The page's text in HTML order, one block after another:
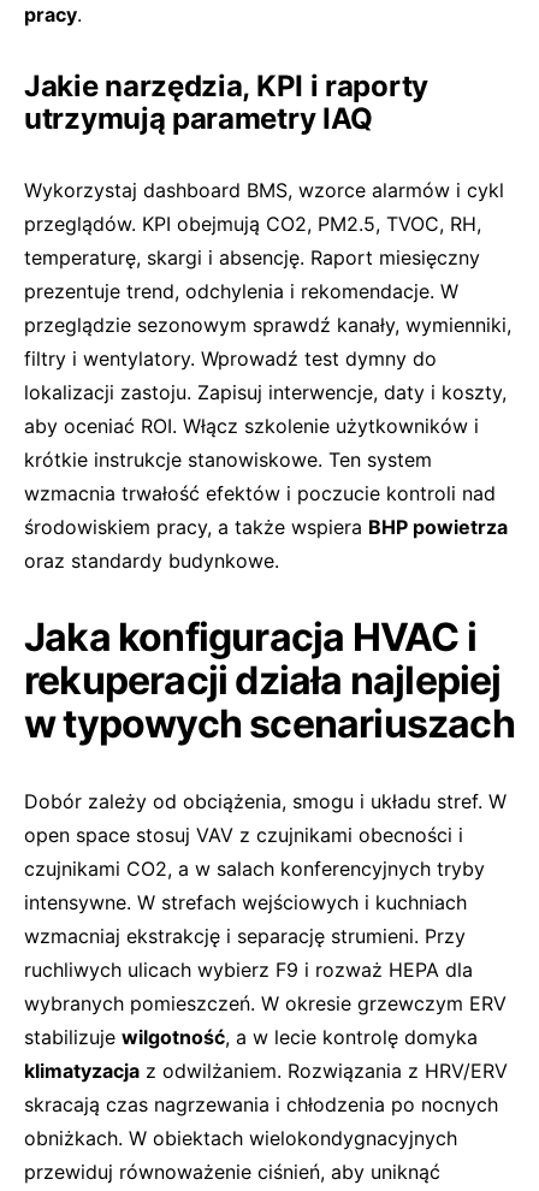
pracy.
Jakie narzędzia, KPI i raporty
utrzymują parametry IAQ
Wykorzystaj dashboard BMS, wzorce alarmów i cykl
przeglądów. KPI obejmują CO2, PM2.5, TVOC, RH,
temperaturę, skargi i absencję. Raport miesięczny
prezentuje trend, odchylenia i rekomendacje. W
przeglądzie sezonowym sprawdź kanały, wymienniki,
filtry i wentylatory. Wprowadź test dymny do
lokalizacji zastoju. Zapisuj interwencje, daty i koszty,
aby oceniać ROI. Włącz szkolenie użytkowników i
krótkie instrukcje stanowiskowe. Ten system
wzmacnia trwałość efektów i poczucie kontroli nad
środowiskiem pracy, a także wspiera BHP powietrza
oraz standardy budynkowe.
Jaka konfiguracja HVAC i
rekuperacji działa najlepiej
w typowych scenariuszach
Dobór zależy od obciążenia, smogu i układu stref. W
open space stosuj VAV z czujnikami obecności i
czujnikami CO2, a w salach konferencyjnych tryby
intensywne. W strefach wejściowych i kuchniach
wzmacniaj ekstrakcję i separację strumieni. Przy
ruchliwych ulicach wybierz F9 i rozważ HEPA dla
wybranych pomieszczeń. W okresie grzewczym ERV
stabilizuje wilgotność, a w lecie kontrolę domyka
klimatyzacja z odwilżaniem. Rozwiązania z HRV/ERV
skracają czas nagrzewania i chłodzenia po nocnych
obniżkach. W obiektach wielokondygnacyjnych
przewiduj równoważenie ciśnień, aby uniknąć